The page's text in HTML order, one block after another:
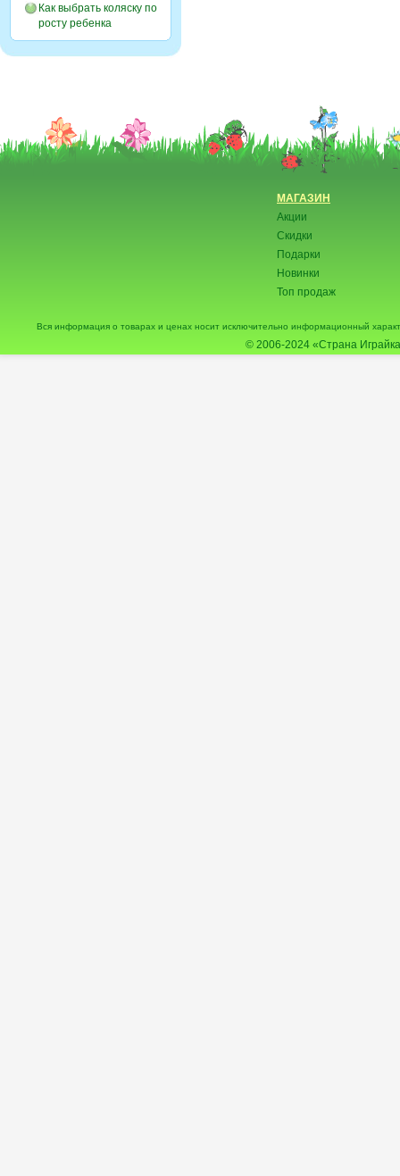
Как выбрать коляску по
росту ребенка
МАГАЗИН
Акции
Скидки
Подарки
Новинки
Топ продаж
Вся информация о товарах и ценах носит исключительно информационный
© 2006-2024 «Страна